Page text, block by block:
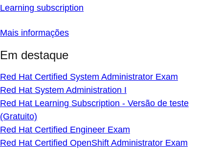
Learning subscription
Mais informações
Em destaque
Red Hat Certified System Administrator Exam
Red Hat System Administration I
Red Hat Learning Subscription - Versão de teste
(Gratuito)
Red Hat Certified Engineer Exam
Red Hat Certified OpenShift Administrator Exam